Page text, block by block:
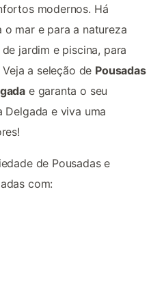
modernos. Há
mar e para a natureza
jardim e piscina, para
a seleção de Pousadas
e garanta o seu
Delgada e viva uma
de Pousadas e
com: